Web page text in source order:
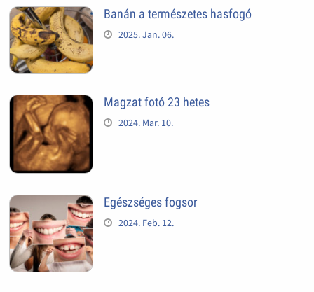
Banán a természetes hasfogó
2025. Jan. 06.
Magzat fotó 23 hetes
2024. Mar. 10.
Egészséges fogsor
2024. Feb. 12.